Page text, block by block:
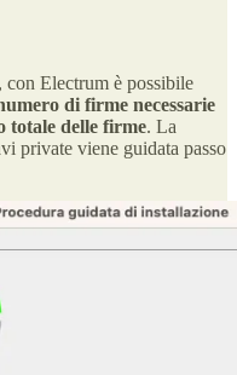
Electrum è possibile
di firme necessarie
totale delle firme. La
private viene guidata passo